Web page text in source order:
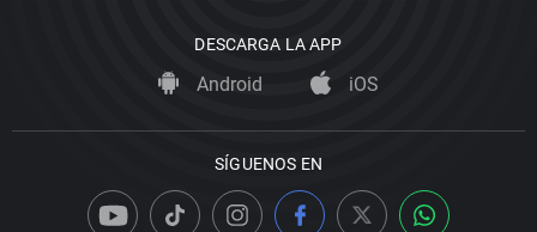
DESCARGA LA APP
Android iOS
SÍGUENOS EN